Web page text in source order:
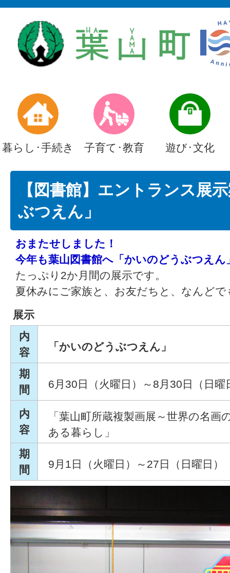
暮らし･手続き 子育て･教育 遊び･文化
【図書館】エントランス展
ぶつえん」
おまたせしました！
今年も葉山図書館へ「かいのどうぶつえ
たっぷり2か月間の展示です。
夏休みにご家族と、お友だちと、なんど
展示
内
容
「かいのどうぶつえん」
期
間
6月30日（火曜日）～8月30日（日曜
内
容
「葉山町所蔵複製画展～世界の名画
ある暮らし」
期
間
9月1日（火曜日）～27日（日曜日）